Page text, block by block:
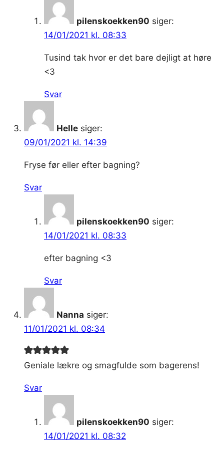
pilenskoekken90 siger:
14/01/2021 kl. 08:33
Tusind tak hvor er det bare dejligt at høre
<3
Svar
Helle siger:
09/01/2021 kl. 14:39
Fryse før eller efter bagning?
Svar
pilenskoekken90 siger:
14/01/2021 kl. 08:33
efter bagning <3
Svar
Nanna siger:
11/01/2021 kl. 08:34
Geniale lækre og smagfulde som bagerens!
Svar
pilenskoekken90 siger:
14/01/2021 kl. 08:32